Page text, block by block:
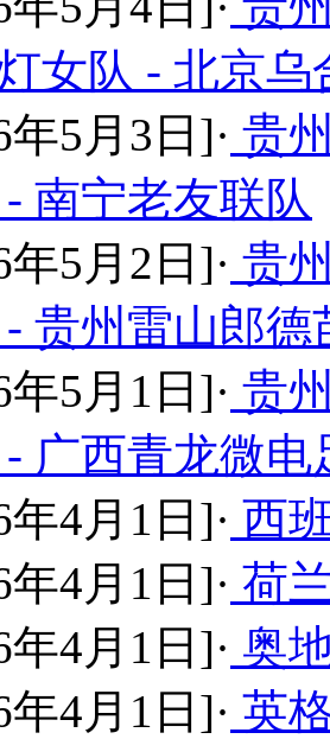
女队 - 北京
年5月3日]· 贵
南宁老友联队
年5月2日]· 贵
贵州雷山郎德
年5月1日]· 贵
广西青龙微电
年4月1日]· 西
年4月1日]· 荷
年4月1日]· 奥
年4月1日]· 英